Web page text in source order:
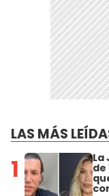
LAS MÁS
1 La
de